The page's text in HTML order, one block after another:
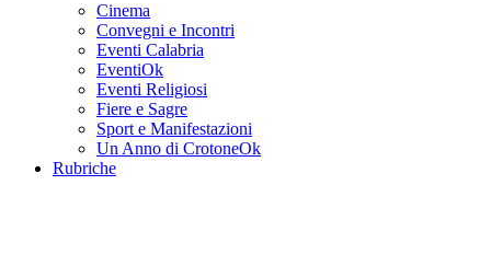
Cinema
Convegni e Incontri
Eventi Calabria
EventiOk
Eventi Religiosi
Fiere e Sagre
Sport e Manifestazioni
Un Anno di CrotoneOk
Rubriche